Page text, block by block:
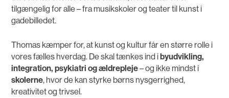
tilgængelig for alle – fra musikskoler og teater til kunst i
gadebilledet.
Thomas kæmper for, at kunst og kultur får en større rolle i
vores fælles hverdag. De skal tænkes ind ibyudvikling,
integration, psykiatri og ældrepleje– og ikke mindst i
skolerne, hvor de kan styrke børns nysgerrighed,
kreativitet og trivsel.